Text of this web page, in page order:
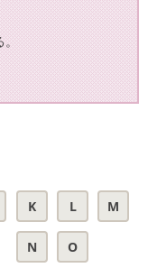
K L M
N O